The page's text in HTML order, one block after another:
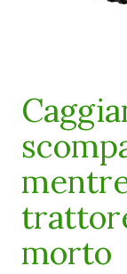
morto